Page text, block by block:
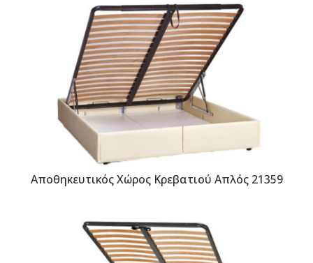
Αποθηκευτικός Χώρος Κρεβατιού Απλός 21359